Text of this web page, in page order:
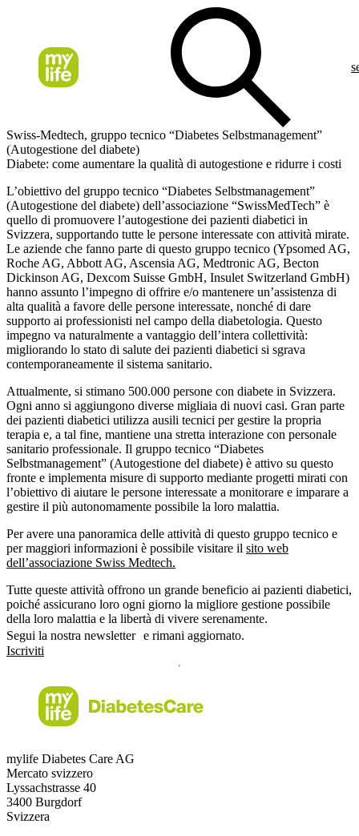
Swiss-Medtech, gruppo tecnico “Diabetes Selbstmanagement”
(Autogestione del diabete)
Diabete: come aumentare la qualità di autogestione e ridurre i costi
L’obiettivo del gruppo tecnico “Diabetes Selbstmanagement”
(Autogestione del diabete) dell’associazione “SwissMedTech” è
quello di promuovere l’autogestione dei pazienti diabetici in
Svizzera, supportando tutte le persone interessate con attività mirate.
Le aziende che fanno parte di questo gruppo tecnico (Ypsomed AG,
Roche AG, Abbott AG, Ascensia AG, Medtronic AG, Becton
Dickinson AG, Dexcom Suisse GmbH, Insulet Switzerland GmbH)
hanno assunto l’impegno di offrire e/o mantenere un’assistenza di
alta qualità a favore delle persone interessate, nonché di dare
supporto ai professionisti nel campo della diabetologia. Questo
impegno va naturalmente a vantaggio dell’intera collettività:
migliorando lo stato di salute dei pazienti diabetici si sgrava
contemporaneamente il sistema sanitario.
Attualmente, si stimano 500.000 persone con diabete in Svizzera.
Ogni anno si aggiungono diverse migliaia di nuovi casi. Gran parte
dei pazienti diabetici utilizza ausili tecnici per gestire la propria
terapia e, a tal fine, mantiene una stretta interazione con personale
sanitario professionale. Il gruppo tecnico “Diabetes
Selbstmanagement” (Autogestione del diabete) è attivo su questo
fronte e implementa misure di supporto mediante progetti mirati con
l’obiettivo di aiutare le persone interessate a monitorare e imparare a
gestire il più autonomamente possibile la loro malattia.
Per avere una panoramica delle attività di questo gruppo tecnico e
per maggiori informazioni è possibile visitare il sito web
dell’associazione Swiss Medtech.
Tutte queste attività offrono un grande beneficio ai pazienti diabetici,
poiché assicurano loro ogni giorno la migliore gestione possibile
della loro malattia e la libertà di vivere serenamente.
Segui la nostra newsletter e rimani aggiornato.
Iscriviti
mylife Diabetes Care AG
Mercato svizzero
Lyssachstrasse 40
3400 Burgdorf
Svizzera